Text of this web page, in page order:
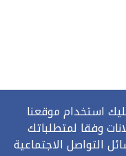
استخدام موقعنا
وفقا لمتطلباتك
التواصل الاجتماعية